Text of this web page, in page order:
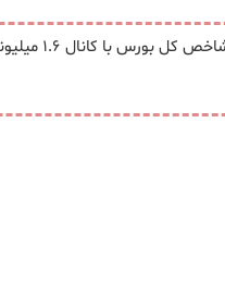
کل بورس با کانال ۱.۶ میلیونی)